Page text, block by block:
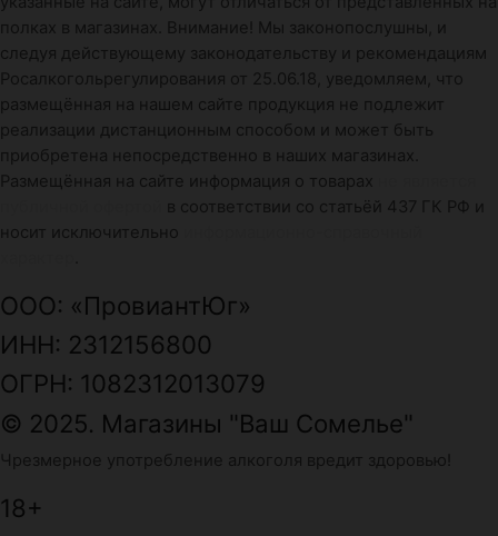
полках в магазинах. Внимание! Мы законопослушны, и
следуя действующему законодательству и рекомендациям
Росалкогольрегулирования от 25.06.18, уведомляем, что
размещённая на нашем сайте продукция не подлежит
реализации дистанционным способом и может быть
приобретена непосредственно в наших магазинах.
Размещённая на сайте информация о товарах
в соответствии со статьёй 437 ГК РФ и
носит исключительно
ООО: «ПровиантЮг»
ИНН: 2312156800
ОГРН: 1082312013079
© 2025. Магазины "Ваш Сомелье"
Чрезмерное употребление алкоголя вредит здоровью!
18+